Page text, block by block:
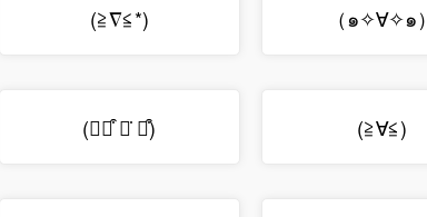
(≧∇≦*) （๑✧∀✧๑）
(⌯꒪͒ ꌂ̇ ꒪͒) (≧∀≦)